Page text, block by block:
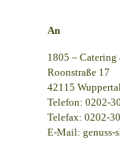
An
1805 –
Roonstraße 17
42115
Telefon: 0202-
Telefax: 0202-
E-Mail: genuss-